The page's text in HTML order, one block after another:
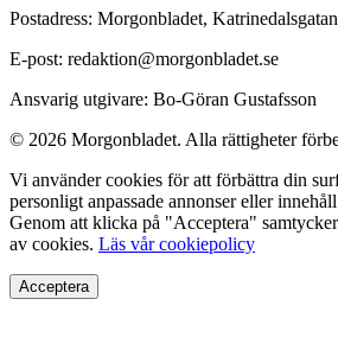
Postadress: Morgonbladet,
E-post: redaktion@morgonbladet.se
Ansvarig utgivare: Bo-Göran Gustafsson
© 2026 Morgonbladet. Alla rättigheter
Vi använder cookies för att förbättra din
personligt anpassade annonser eller
Genom att klicka på "Acceptera"
av cookies. Läs vår cookiepolicy
Acceptera